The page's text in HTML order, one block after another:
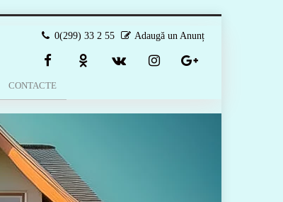
0(299) 33 2 55 Adaugă un Anunț
CONTACTE